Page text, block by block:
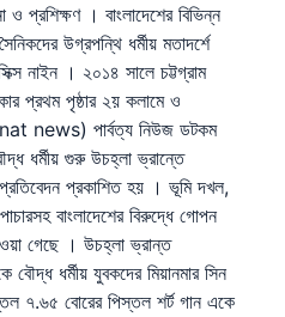
ও প্রশিক্ষণ । বাংলাদেশের বিভিন্ন
উগ্রপন্থি ধর্মীয় মতাদর্শে
সিক্স নাইন । ২০১৪ সালে চট্টগ্রাম
প্রথম পৃষ্ঠার ২য় কলামে ও
news) পার্বত্য নিউজ ডটকম
ধর্মীয় গুরু উচহ্লা ভ্রান্তে
প্রতিবেদন প্রকাশিত হয় । ভূমি দখল,
বাংলাদেশের বিরুদ্ধে গোপন
গেছে । উচহ্লা ভ্রান্ত
বৌদ্ধ ধর্মীয় যুবকদের মিয়ানমার সিন
৭.৬৫ বোরের পিস্তল শর্ট গান একে